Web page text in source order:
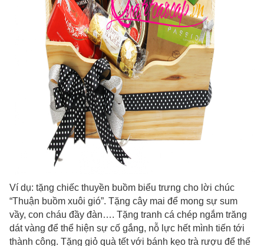
Ví dụ: tặng chiếc thuyền buồm biểu trưng cho lời chúc
“Thuận buồm xuôi gió”. Tặng cây mai để mong sự sum
vầy, con cháu đầy đàn…. Tặng tranh cá chép ngắm trăng
dát vàng để thể hiện sự cố gắng, nỗ lực hết mình tiến tới
thành công. Tặng giỏ quà tết với bánh kẹo trà rượu để thể